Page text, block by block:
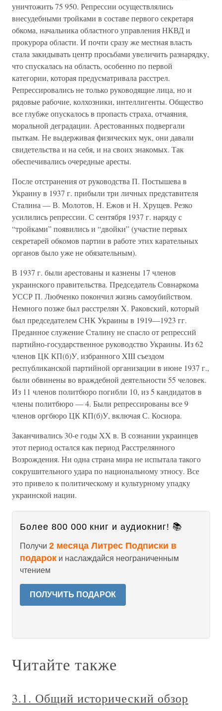
уничтожить 75 950. Репрессии осуществлялись
внесудебными тройками в составе первого секретаря
обкома, начальника областного управления НКВД и
прокурора области. И почти сразу же местная власть
стала закидывать центр просьбами увеличить разнарядку,
что спускалась на область, особенно по первой
категории, которая предусматривала расстрел.
Репрессировались не только руководящие лица, но и
рядовые рабочие, колхозники, интеллигенты. Общество
все глубже опускалось в пропасть страха, отчаяния,
моральной деградации. Арестованных подвергали
пыткам. Не выдерживая физических мук, они давали
свидетельства и на себя, и на своих знакомых. Так
обеспечивались очередные аресты.
После отстранения от руководства П. Постышева в
Украину в 1937 г. прибыли три личных представителя
Сталина — В. Молотов, Н. Ежов и Н. Хрущев. Резко
усилились репрессии. С сентября 1937 г. наряду с
“тройками” появились и “двойки” (участие первых
секретарей обкомов партии в работе этих карательных
органов было уже не обязательным).
В 1937 г. были арестованы и казнены 17 членов
украинского правительства. Председатель Совнаркома
УССР П. Любченко покончил жизнь самоубийством.
Немного позже был расстрелян X. Раковский, который
был председателем СНК Украины в 1919—1923 гг.
Преданное служение Сталину не спасло от репрессий
партийно-государственное руководство Украины. Из 62
членов ЦК КП(б)У, избранного XIII съездом
республиканской партийной организации в июне 1937 г.,
были обвинены во враждебной деятельности 55 человек.
Из 11 членов политбюро погибли 10, из 5 кандидатов в
члены политбюро — 4. Были репрессированы все 9
членов оргбюро ЦК КП(б)У, включая С. Косиора.
Заканчивались 30-е годы XX в. В сознании украинцев
этот период остался как период Расстрелянного
Возрождения. Ни одна страна мира не испытала такого
сокрушительного удара по национальному этносу. Все
это привело к политическому и культурному упадку
украинской нации.
Более 800 000 книг и аудиокниг! 📚
Получи 2 месяца Литрес Подписки в
подарок и наслаждайся неограниченным
чтением
ПОЛУЧИТЬ ПОДАРОК
Читайте также
3.1. Общий исторический обзор